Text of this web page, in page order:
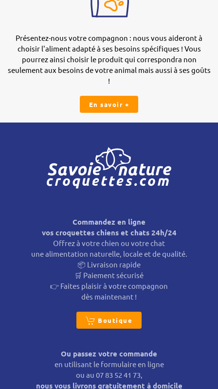
Présentez-nous votre compagnon : nous vous aideront à
choisir l'aliment adapté à ses besoins spécifiques ! Vous
pourrez ainsi choisir le produit qui correspondra non
seulement aux besoins de votre animal mais aussi à ses goûts
!
En savoir +
Commandez en ligne
vos croquettes chiens et chats 24h/24
Offrez à votre chien ou votre chat
une alimentation naturelle, locale et de qualité.
📦 Livraison rapide
🛒 Paiement sécurisé
👉 Faites plaisir à votre compagnon
dès maintenant !
Boutique
Ou passez votre commande
en utilisant le formulaire en ligne
ou au 07 83 52 41 73,
nous vous livrons gratuitement à domicile